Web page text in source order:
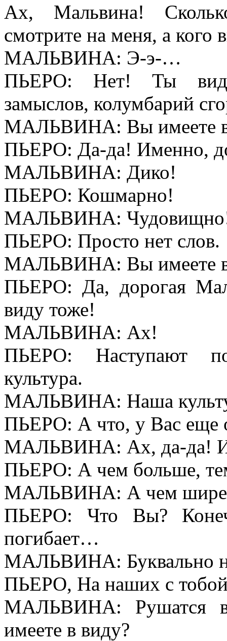
Ах, Мальвина!
смотрите на меня, а кого
МАЛЬВИНА: Э-э-…
ПЬЕРО: Нет! Ты
замыслов, колумбарий
МАЛЬВИНА: Вы имеете
ПЬЕРО: Да-да! Именно,
МАЛЬВИНА: Дико!
ПЬЕРО: Кошмарно!
МАЛЬВИНА:
ПЬЕРО: Просто нет слов.
МАЛЬВИНА: Вы имеете
ПЬЕРО: Да, дорогая
виду тоже!
МАЛЬВИНА: Ах!
ПЬЕРО: Наступают
культура.
МАЛЬВИНА: Наша
ПЬЕРО: А что, у Вас еще
МАЛЬВИНА: Ах, да-да! И
ПЬЕРО: А чем больше,
МАЛЬВИНА: А чем шире,
ПЬЕРО: Что Вы?
погибает…
МАЛЬВИНА: Буквально
ПЬЕРО, На наших с
МАЛЬВИНА: Рушатся
имеете в виду?